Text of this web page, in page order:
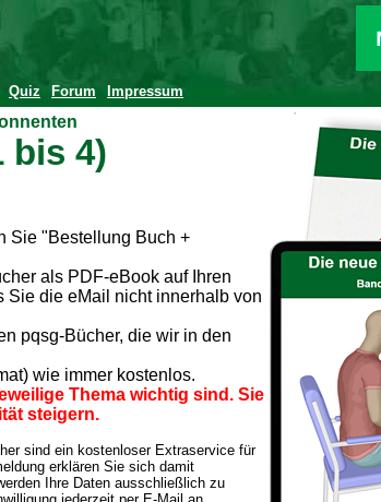
Quiz Forum Impressum
bis 4)
Sie "Bestellung Buch +
als PDF-eBook auf Ihren
Sie die eMail nicht innerhalb von
pqsg-Bücher, die wir in den
wie immer kostenlos.
Thema wichtig sind. Sie
steigern.
sind ein kostenloser Extraservice für
erklären Sie sich damit
Ihre Daten ausschließlich zu